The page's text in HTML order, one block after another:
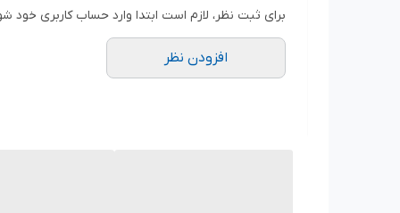
برای ثبت نظر، لازم است ابتدا وارد حساب کاربری خود
افزودن نظر